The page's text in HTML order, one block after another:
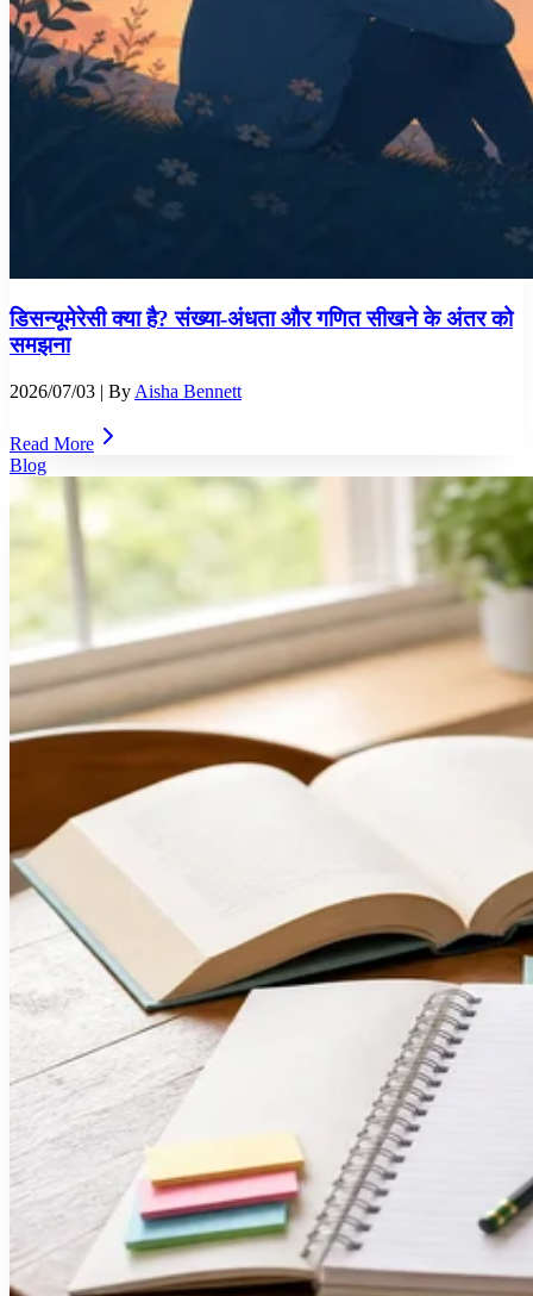
डिसन्यूमेरेसी क्या है? संख्या-अंधता और गणित सीखने के अंतर को
समझना
2026/07/03 | By Aisha Bennett
Read More
Blog